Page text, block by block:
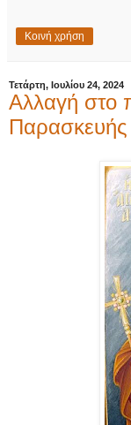
Κοινή χρήση
Τετάρτη, Ιουλίου 24, 2024
Αλλαγή στο
Παρασκευής